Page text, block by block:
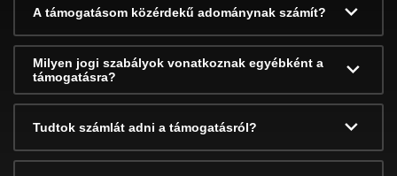
A támogatásom közérdekű adománynak számít?
Milyen jogi szabályok vonatkoznak egyébként a
támogatásra?
Tudtok számlát adni a támogatásról?